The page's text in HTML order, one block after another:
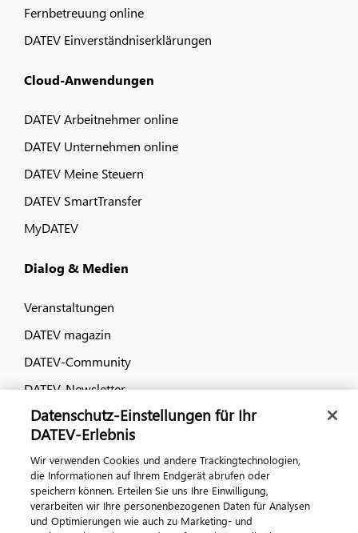
Fernbetreuung online
DATEV Einverständniserklärungen
Cloud-Anwendungen
DATEV Arbeitnehmer online
DATEV Unternehmen online
DATEV Meine Steuern
DATEV SmartTransfer
MyDATEV
Dialog & Medien
Veranstaltungen
DATEV magazin
DATEV-Community
DATEV-Newsletter
Kontaktieren Sie uns
Datenschutz-Einstellungen für Ihr
DATEV-Erlebnis
Wir verwenden Cookies und andere Trackingtechnologien,
die Informationen auf Ihrem Endgerät abrufen oder
speichern können. Erteilen Sie uns Ihre Einwilligung,
verarbeiten wir Ihre personenbezogenen Daten für Analysen
und Optimierungen wie auch zu Marketing- und